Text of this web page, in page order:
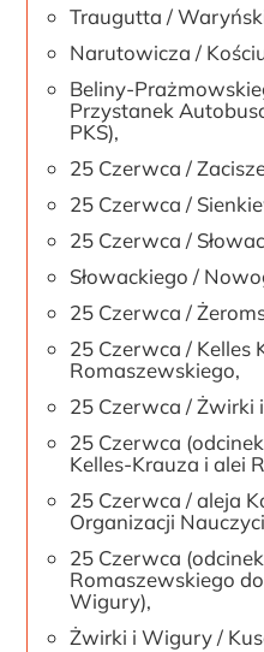
Traugutta /
Narutowicza /
Beliny-
Przystanek
PKS),
25 Czerwca /
25 Czerwca /
25 Czerwca /
Słowackiego /
25 Czerwca /
25 Czerwca / Kelles
Romaszewskiego,
25 Czerwca / Żwirki
25 Czerwca
Kelles-Krauza i alei
25 Czerwca / aleja
Organizacji
25 Czerwca
Romaszewskiego
Wigury),
Żwirki i Wigury /